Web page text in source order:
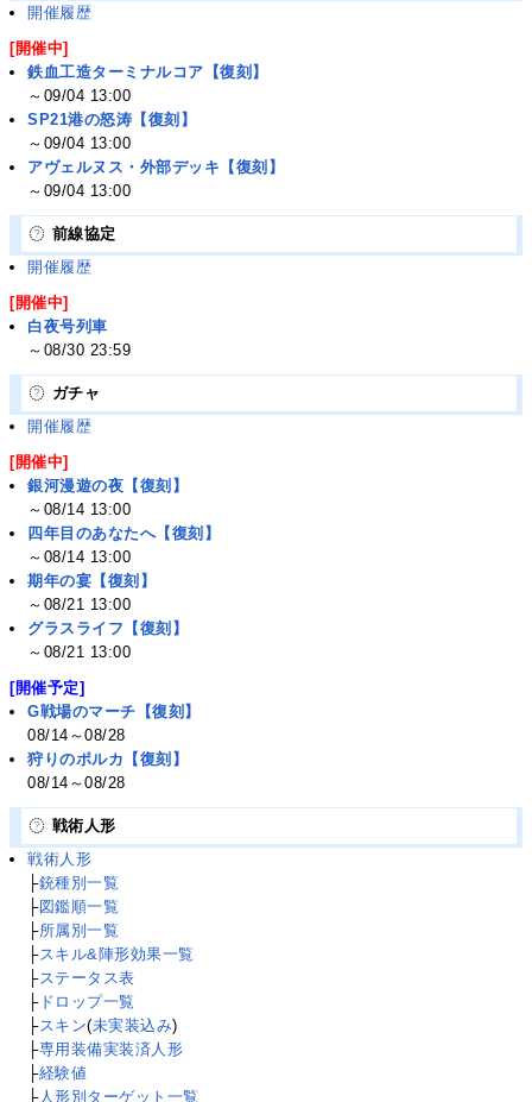
開催履歴
[開催中]
鉄血工造ターミナルコア【復刻】
～09/04 13:00
SP21港の怒涛【復刻】
～09/04 13:00
アヴェルヌス・外部デッキ【復刻】
～09/04 13:00
前線協定
開催履歴
[開催中]
白夜号列車
～08/30 23:59
ガチャ
開催履歴
[開催中]
銀河漫遊の夜【復刻】
～08/14 13:00
四年目のあなたへ【復刻】
～08/14 13:00
期年の宴【復刻】
～08/21 13:00
グラスライフ【復刻】
～08/21 13:00
[開催予定]
G戦場のマーチ【復刻】
08/14～08/28
狩りのポルカ【復刻】
08/14～08/28
戦術人形
戦術人形
├銃種別一覧
├図鑑順一覧
├所属別一覧
├スキル&陣形効果一覧
├ステータス表
├ドロップ一覧
├スキン(未実装込み)
├専用装備実装済人形
├経験値
├人形別ターゲット一覧